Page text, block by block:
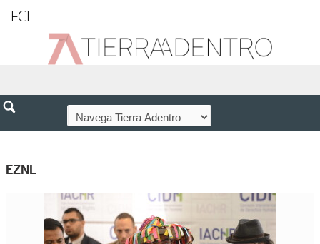
FCE
EZNL